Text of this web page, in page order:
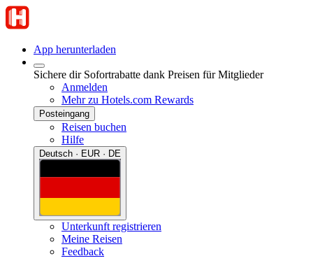
App herunterladen
Sichere dir Sofortrabatte dank Preisen für Mitglieder
Anmelden
Mehr zu Hotels.com Rewards
Posteingang
Reisen buchen
Hilfe
Deutsch · EUR · DE
Unterkunft registrieren
Meine Reisen
Feedback